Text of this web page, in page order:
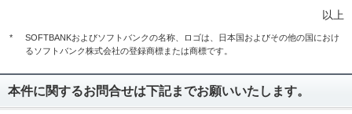
以上
*
SOFTBANKおよびソフトバンクの名称、ロゴは、日本国およびその他の国におけ
るソフトバンク株式会社の登録商標または商標です。
本件に関するお問合せは下記までお願いいたします。